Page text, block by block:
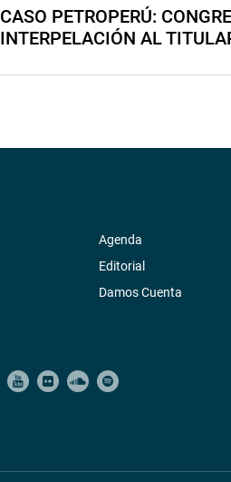
CASO PETROPERÚ:
INTERPELACIÓN AL
Agenda
Editorial
Damos Cuenta